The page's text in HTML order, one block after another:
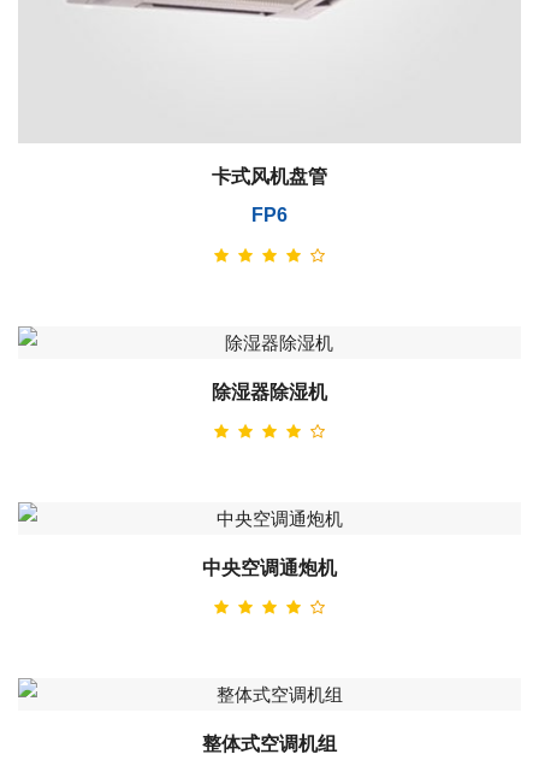
卡式风机盘管
FP6
除湿器除湿机
中央空调通炮机
整体式空调机组